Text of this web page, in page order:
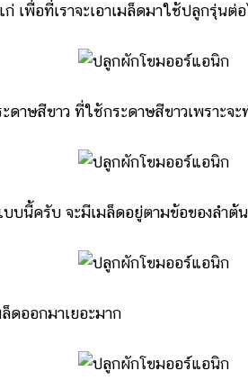
อที่เราจะเอาเมล็ดมาใช้ปลูกรุ่นต่
สีขาว ที่ใช้กระดาษสีขาวเพราะจะท
ครับ จะมีเมล็ดอยู่ตามข้อของลำต้น
ออกมาเยอะมาก